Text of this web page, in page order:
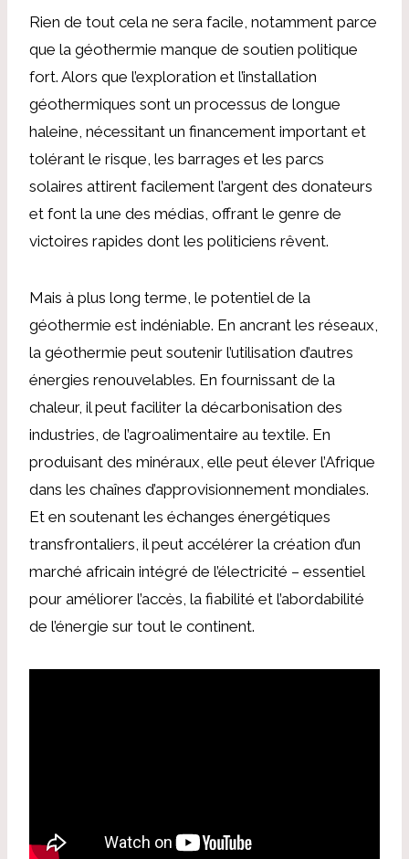
Rien de tout cela ne sera facile, notamment parce
que la géothermie manque de soutien politique
fort. Alors que l’exploration et l’installation
géothermiques sont un processus de longue
haleine, nécessitant un financement important et
tolérant le risque, les barrages et les parcs
solaires attirent facilement l’argent des donateurs
et font la une des médias, offrant le genre de
victoires rapides dont les politiciens rêvent.
Mais à plus long terme, le potentiel de la
géothermie est indéniable. En ancrant les réseaux,
la géothermie peut soutenir l’utilisation d’autres
énergies renouvelables. En fournissant de la
chaleur, il peut faciliter la décarbonisation des
industries, de l’agroalimentaire au textile. En
produisant des minéraux, elle peut élever l’Afrique
dans les chaînes d’approvisionnement mondiales.
Et en soutenant les échanges énergétiques
transfrontaliers, il peut accélérer la création d’un
marché africain intégré de l’électricité – essentiel
pour améliorer l’accès, la fiabilité et l’abordabilité
de l’énergie sur tout le continent.